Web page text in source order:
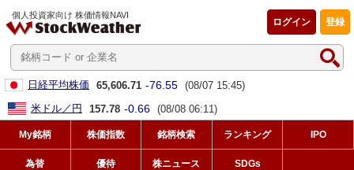
個人投資家向け 株価情報NAVI
登録
ログイン
日経平均株価 65,606.71 -76.55 (08/07 15:45)
米ドル／円
157.78 -0.66 (08/08 06:11)
My銘柄 株価指数 銘柄検索 ランキング IPO
為替 優待 株ニュース SDGs